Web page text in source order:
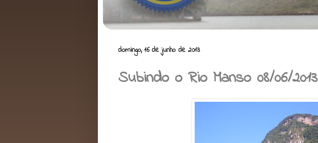
domingo, 16 de junho de 2013
Subindo o Rio Manso 08/06/2013